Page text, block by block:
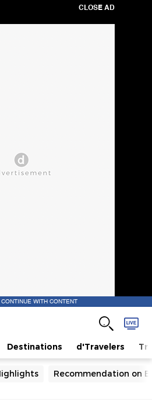
CLOSE AD
WITH CONTENT
Destinations d'Travelers
Recommendation on